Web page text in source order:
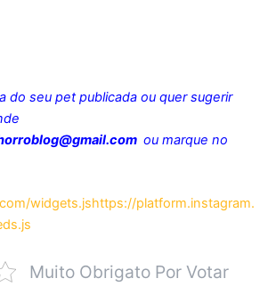
do seu pet publicada ou quer sugerir
ou marque no
widgets.jshttps://platform.instagram.
Muito Obrigato Por Votar